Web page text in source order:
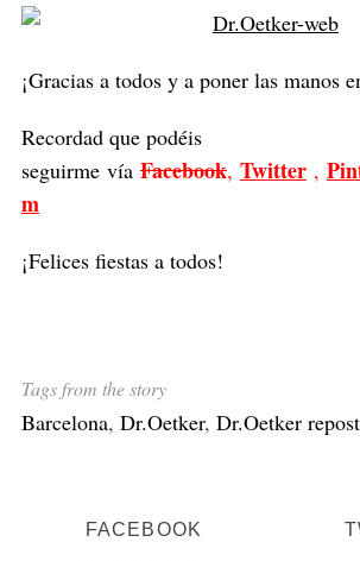
¡Gracias a todos y a poner las manos
Recordad que podéis
seguirme vía Facebook, Twitter,
m
¡Felices fiestas a todos!
Tags from the story
Barcelona, Dr.Oetker, Dr.Oetker
FACEBOOK